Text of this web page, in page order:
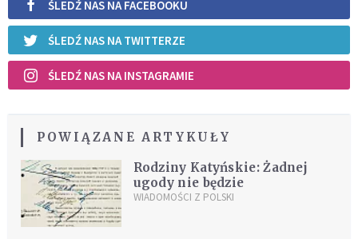
ŚLEDŹ NAS NA FACEBOOKU
ŚLEDŹ NAS NA TWITTERZE
ŚLEDŹ NAS NA INSTAGRAMIE
POWIĄZANE ARTYKUŁY
Rodziny Katyńskie: Żadnej
ugody nie będzie
WIADOMOŚCI Z POLSKI